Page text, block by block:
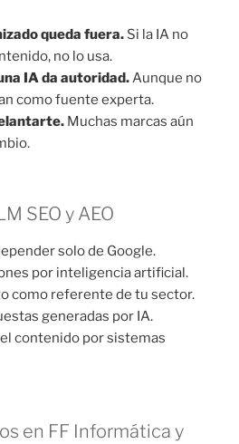
queda fuera. Si la IA no
no lo usa.
IA da autoridad.Aunque no
como fuente experta.
Muchas marcas aún
SEO y AEO
solo de Google.
por inteligencia artificial.
como referente de tu sector.
generadas por IA.
contenido por sistemas
en FF Informática y